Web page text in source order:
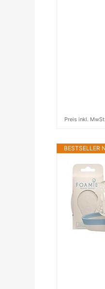
Preis inkl.
BESTSELLER